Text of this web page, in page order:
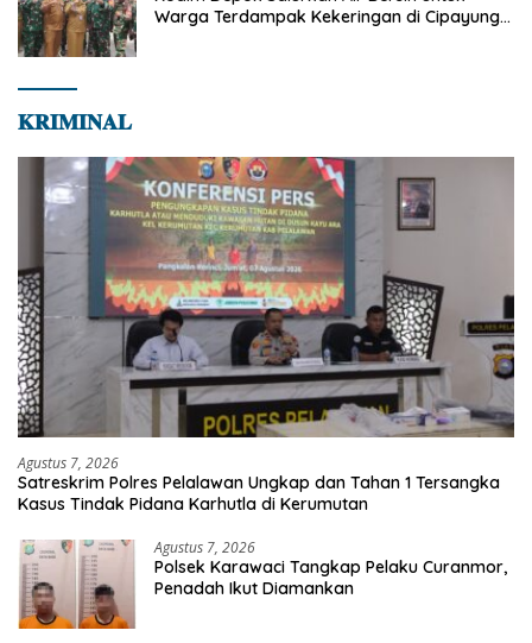
Warga Terdampak Kekeringan di Cipayung
𝐊𝐑𝐈𝐌𝐈𝐍𝐀𝐋
Agustus 7, 2026
Satreskrim Polres Pelalawan Ungkap dan Tahan 1 Tersangka
Kasus Tindak Pidana Karhutla di Kerumutan
Agustus 7, 2026
Polsek Karawaci Tangkap Pelaku Curanmor,
Penadah Ikut Diamankan